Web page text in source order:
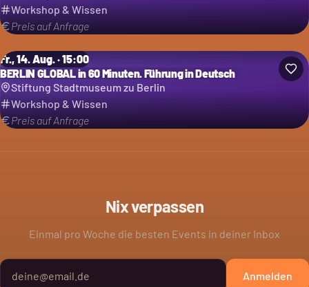
Workshop & Wissen
Preis auf Anfrage
Fr., 14. Aug. · 15:00
BERLIN GLOBAL in 60 Minuten. Führung in Deutsch
Stiftung Stadtmuseum zu Berlin
Workshop & Wissen
Preis auf Anfrage
Nix verpassen
Einmal pro Woche die besten Events in deiner Inbox
Anmelden